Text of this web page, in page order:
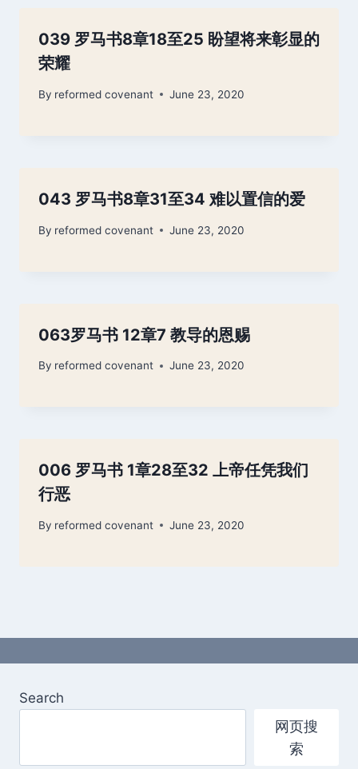
039 罗马书8章18至25 盼望将来彰显的
荣耀
By reformed covenant June 23, 2020
043 罗马书8章31至34 难以置信的爱
By reformed covenant June 23, 2020
063罗马书 12章7 教导的恩赐
By reformed covenant June 23, 2020
006 罗马书 1章28至32 上帝任凭我们
行恶
By reformed covenant June 23, 2020
Search
网页搜
索